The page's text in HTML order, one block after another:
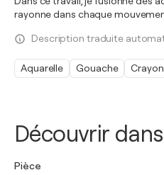
Découvrir
Pièce
rayonne dans chaque
Description traduite
Aquarelle Gouache